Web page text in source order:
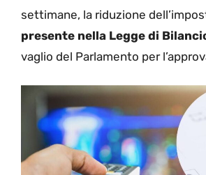
settimane, la riduzione
presente nella Legge di
vaglio del Parlamento per